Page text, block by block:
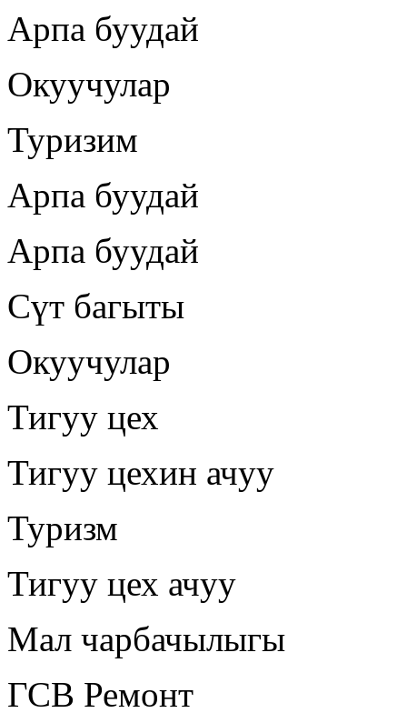
Арпа буудай
Окуучулар
Туризим
Арпа буудай
Арпа буудай
Сүт багыты
Окуучулар
Тигуу цех
Тигуу цехин ачуу
Туризм
Тигуу цех ачуу
Мал чарбачылыгы
ГСВ Ремонт